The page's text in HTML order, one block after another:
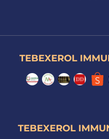
TEBEXEROL
TEBEXEROL